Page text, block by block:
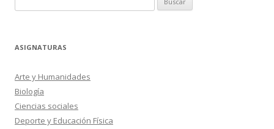
ASIGNATURAS
Arte y Humanidades
Biología
Ciencias sociales
Deporte y Educación Física